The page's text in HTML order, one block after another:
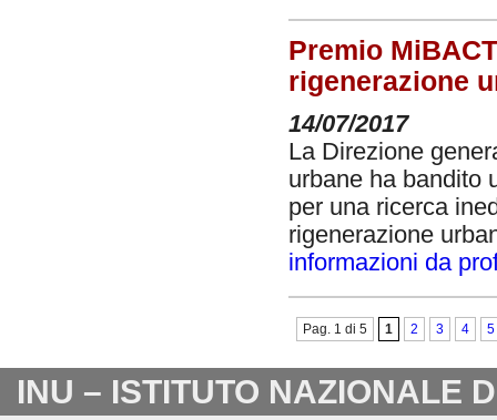
Premio
rigenerazione
14/07/2017
La Direzione
urbane ha bandito
per una ricerca
rigenerazione
informazioni da
Pag. 1 di 5 1 2 3 4 5
INU – ISTITUTO NAZIONALE